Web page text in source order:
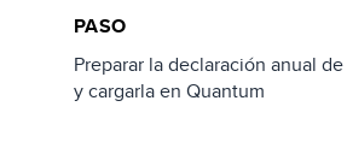
PASO
Preparar la declaración anual
y cargarla en Quantum